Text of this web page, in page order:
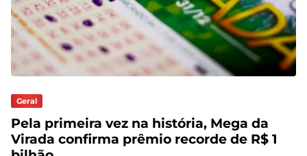
Geral
Pela primeira vez na história, Mega da
Virada confirma prêmio recorde de R$ 1